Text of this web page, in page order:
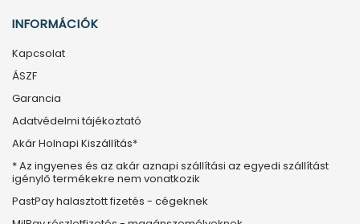
INFORMÁCIÓK
Kapcsolat
ÁSZF
Garancia
Adatvédelmi tájékoztató
Akár Holnapi Kiszállítás*
* Az ingyenes és az akár aznapi szállítási az egyedi szállítást
igénylő termékekre nem vonatkozik
PastPay halasztott fizetés - cégeknek